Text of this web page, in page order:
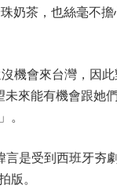
奶茶，也絲毫不
會來台灣，因
來能有機會跟她
是受到西班牙夯
。